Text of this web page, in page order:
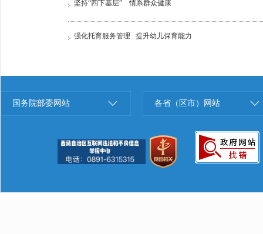
坚持“四下基层” 情系群众健康
强化托育服务管理 提升幼儿保育能力
国务院部委网站 各省（区市）网站